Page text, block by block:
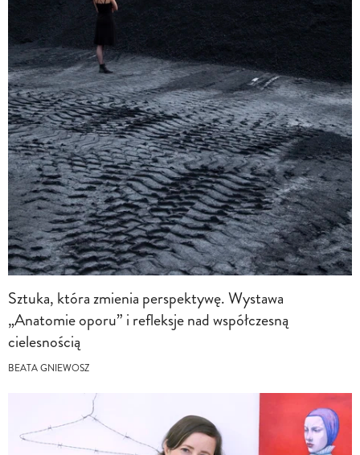
Sztuka, która zmienia perspektywę. Wystawa
„Anatomie oporu” i refleksje nad współczesną
cielesnością
BEATA GNIEWOSZ